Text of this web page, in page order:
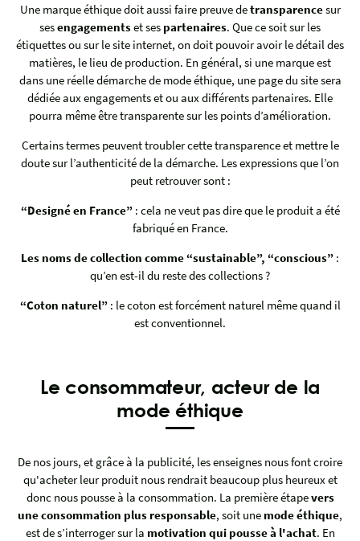
Une marque éthique doit aussi faire preuve detransparencesur
sesengagementset ses partenaires. Que ce soit sur les
étiquettes ou sur le site internet, on doit pouvoir avoir le détail des
matières, le lieu de production. En général, si une marque est
dans une réelle démarche de mode éthique, une page du site sera
dédiée aux engagements et ou aux différents partenaires. Elle
pourra même être transparente sur les points d’amélioration.
Certains termes peuvent troubler cette transparence et mettre le
doute sur l’authenticité de la démarche. Les expressions que l’on
peut retrouver sont :
“Designé en France”: cela ne veut pas dire que le produit a été
fabriqué en France.
Les noms de collection comme “sustainable”, “conscious” :
qu’en est-il du reste des collections ?
“Coton naturel”: le coton est forcément naturel même quand il
est conventionnel.
Le consommateur, acteur de la
mode éthique
De nos jours, et grâce à la publicité, les enseignes nous font croire
qu'acheter leur produit nous rendrait beaucoup plus heureux et
donc nous pousse à la consommation. La première étapevers
une consommation plus responsable, soit une mode éthique,
est de s’interroger sur la motivation qui pousse à l'achat. En